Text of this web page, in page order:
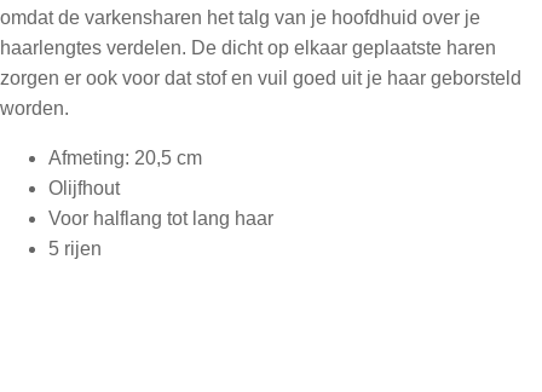
omdat de varkensharen het talg van je hoofdhuid over je
haarlengtes verdelen. De dicht op elkaar geplaatste haren
zorgen er ook voor dat stof en vuil goed uit je haar geborsteld
worden.
Afmeting: 20,5 cm
Olijfhout
Voor halflang tot lang haar
5 rijen